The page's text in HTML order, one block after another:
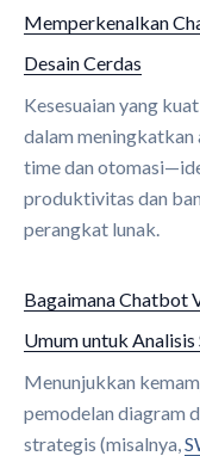
Memperkenalkan
Desain Cerdas
Kesesuaian yang
dalam meningkatkan
time dan
produktivitas dan
perangkat lunak.
Bagaimana Chatbot
Umum untuk Analisis
Menunjukkan
pemodelan diagram
strategis (misalnya,